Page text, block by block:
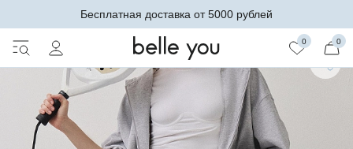
Бесплатная доставка от 5000 рублей
0 0